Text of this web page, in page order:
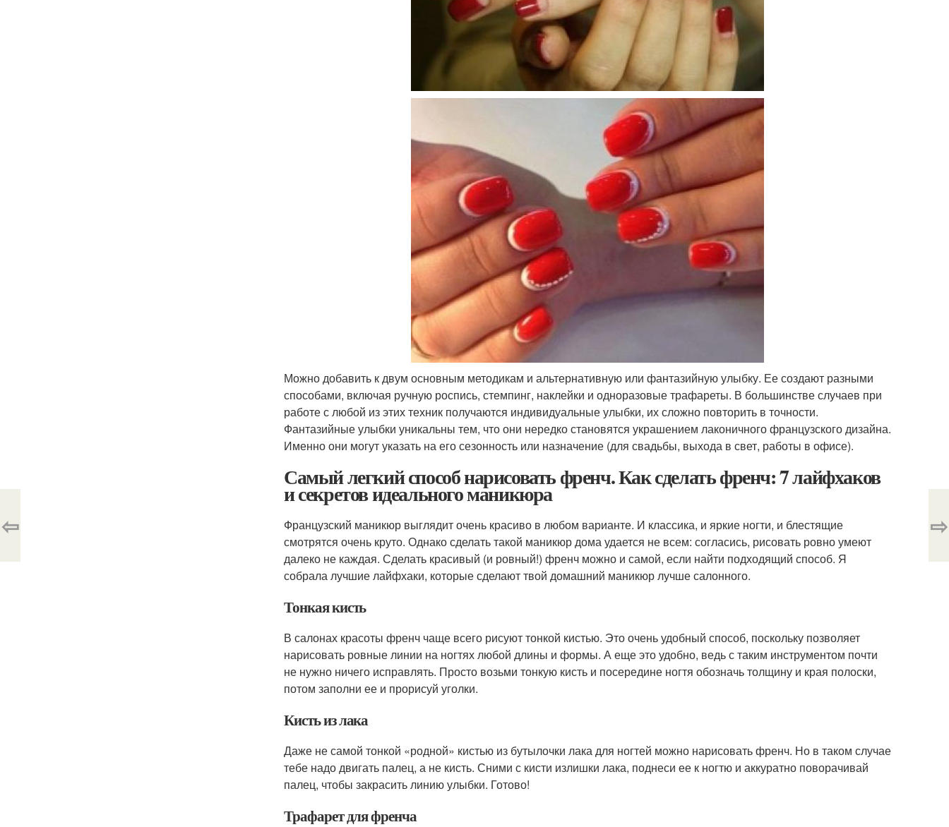
Можно добавить к двум основным методикам и альтернативную или фантазийную улыбку. Ее создают разными
способами, включая ручную роспись, стемпинг, наклейки и одноразовые трафареты. В большинстве случаев при
работе с любой из этих техник получаются индивидуальные улыбки, их сложно повторить в точности.
Фантазийные улыбки уникальны тем, что они нередко становятся украшением лаконичного французского дизайна.
Именно они могут указать на его сезонность или назначение (для свадьбы, выхода в свет, работы в офисе).
Самый легкий способ нарисовать френч. Как сделать френч: 7 лайфхаков
и секретов идеального маникюра
Французский маникюр выглядит очень красиво в любом варианте. И классика, и яркие ногти, и блестящие
смотрятся очень круто. Однако сделать такой маникюр дома удается не всем: согласись, рисовать ровно умеют
далеко не каждая. Сделать красивый (и ровный!) френч можно и самой, если найти подходящий способ. Я
собрала лучшие лайфхаки, которые сделают твой домашний маникюр лучше салонного.
Тонкая кисть
В салонах красоты френч чаще всего рисуют тонкой кистью. Это очень удобный способ, поскольку позволяет
нарисовать ровные линии на ногтях любой длины и формы. А еще это удобно, ведь с таким инструментом почти
не нужно ничего исправлять. Просто возьми тонкую кисть и посередине ногтя обозначь толщину и края полоски,
потом заполни ее и прорисуй уголки.
Кисть из лака
Даже не самой тонкой «родной» кистью из бутылочки лака для ногтей можно нарисовать френч. Но в таком случае
тебе надо двигать палец, а не кисть. Сними с кисти излишки лака, поднеси ее к ногтю и аккуратно поворачивай
палец, чтобы закрасить линию улыбки. Готово!
Трафарет для френча
⇦ ⇨